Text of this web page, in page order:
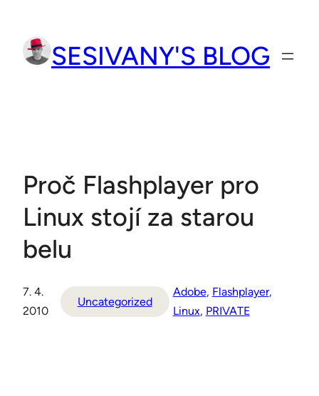
obsah
SESIVANY'S BLOG
Proč Flashplayer pro
Linux stojí za starou
belu
7. 4.
2010
Uncategorized
Adobe, Flashplayer,
Linux, PRIVATE